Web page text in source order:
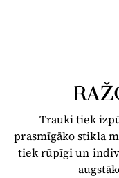
Trauki tiek
prasmīgāko stikla
tiek rūpīgi un